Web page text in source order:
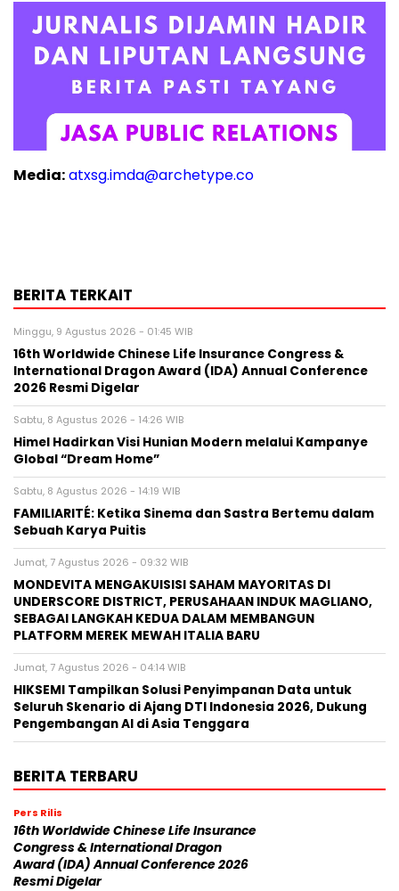
Media:atxsg.imda@archetype.co
BERITA TERKAIT
Minggu, 9 Agustus 2026 - 01:45 WIB
16th Worldwide Chinese Life Insurance Congress &
International Dragon Award (IDA) Annual Conference
2026 Resmi Digelar
Sabtu, 8 Agustus 2026 - 14:26 WIB
Himel Hadirkan Visi Hunian Modern melalui Kampanye
Global “Dream Home”
Sabtu, 8 Agustus 2026 - 14:19 WIB
FAMILIARITÉ: Ketika Sinema dan Sastra Bertemu dalam
Sebuah Karya Puitis
Jumat, 7 Agustus 2026 - 09:32 WIB
MONDEVITA MENGAKUISISI SAHAM MAYORITAS DI
UNDERSCORE DISTRICT, PERUSAHAAN INDUK MAGLIANO,
SEBAGAI LANGKAH KEDUA DALAM MEMBANGUN
PLATFORM MEREK MEWAH ITALIA BARU
Jumat, 7 Agustus 2026 - 04:14 WIB
HIKSEMI Tampilkan Solusi Penyimpanan Data untuk
Seluruh Skenario di Ajang DTI Indonesia 2026, Dukung
Pengembangan AI di Asia Tenggara
BERITA TERBARU
Pers Rilis
16th Worldwide Chinese Life Insurance
Congress & International Dragon
Award (IDA) Annual Conference 2026
Resmi Digelar